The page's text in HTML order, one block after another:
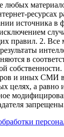
любых
ресурсах
источника в
правил. 2. Все
в
собственности.
и иных СМИ
целях, а равно